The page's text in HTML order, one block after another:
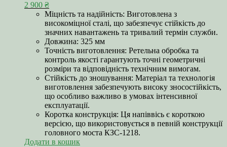
2 900 ₴
Міцність та надійність: Виготовлена з
високоміцної сталі, що забезпечує стійкість до
значних навантажень та тривалий термін служби.
Довжина: 325 мм
Точність виготовлення: Ретельна обробка та
контроль якості гарантують точні геометричні
розміри та відповідність технічним вимогам.
Стійкість до зношування: Матеріал та технологія
виготовлення забезпечують високу зносостійкість,
що особливо важливо в умовах інтенсивної
експлуатації.
Коротка конструкція: Ця напіввісь є короткою
версією, що використовується в певній конструкції
головного моста КЗС-1218.
Додати в кошик